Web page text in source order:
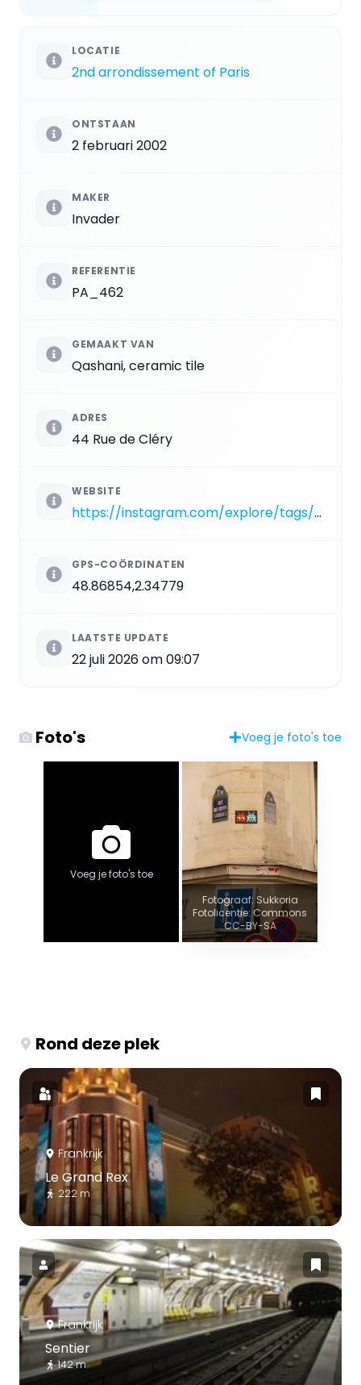
LOCATIE
2nd arrondissement of Paris
ONTSTAAN
2 februari 2002
MAKER
Invader
REFERENTIE
PA_462
GEMAAKT VAN
Qashani, ceramic tile
ADRES
44 Rue de Cléry
WEBSITE
https://instagram.com/explore/tags/PA_462
GPS-COÖRDINATEN
48.86854,2.34779
LAATSTE UPDATE
22 juli 2026 om 09:07
Foto's Voeg je foto's toe
Voeg je foto's toe
Fotograaf: Sukkoria
Fotolicentie: Commons
CC-BY-SA
Rond deze plek
Frankrijk
Le Grand Rex
222 m
Frankrijk
Sentier
142 m